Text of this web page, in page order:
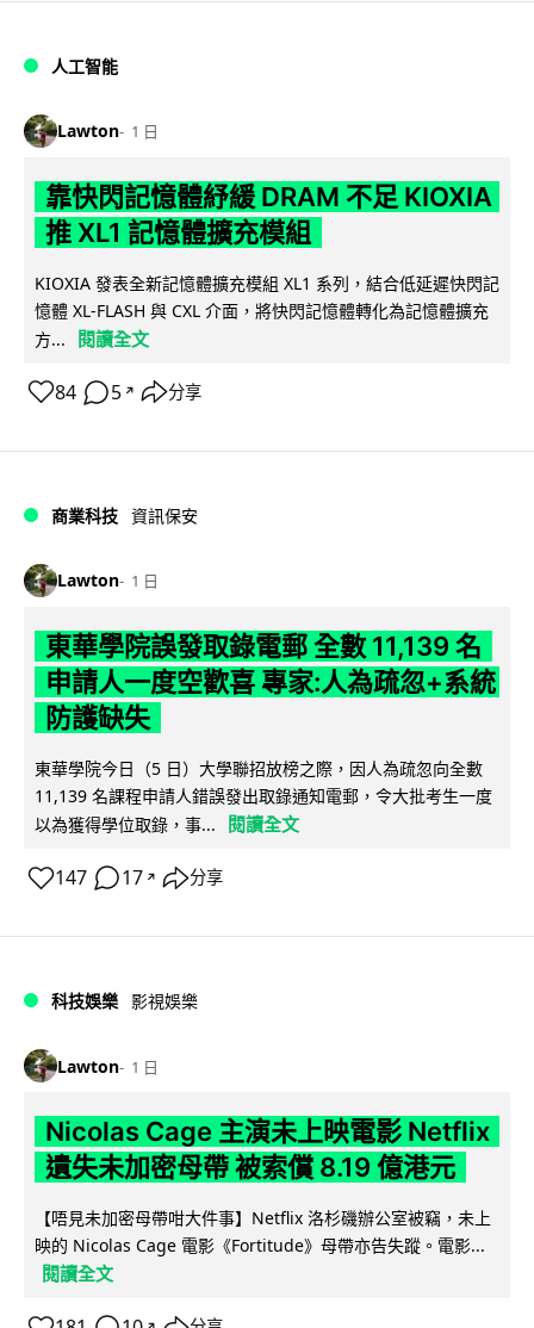
人工智能
Lawton 1 日
靠快閃記憶體紓緩 DRAM 不足 KIOXIA
推 XL1 記憶體擴充模組
KIOXIA 發表全新記憶體擴充模組 XL1 系列，結合低延遲快閃記
憶體 XL-FLASH 與 CXL 介面，將快閃記憶體轉化為記憶體擴充
方...
閱讀全文
84 5 ↗ 分享
商業科技 資訊保安
Lawton 1 日
東華學院誤發取錄電郵 全數 11,139 名
申請人一度空歡喜 專家:人為疏忽+系統
防護缺失
東華學院今日（5 日）大學聯招放榜之際，因人為疏忽向全數
11,139 名課程申請人錯誤發出取錄通知電郵，令大批考生一度
以為獲得學位取錄，事...
閱讀全文
147 17 ↗ 分享
科技娛樂 影視娛樂
Lawton 1 日
Nicolas Cage 主演未上映電影 Netflix
遺失未加密母帶 被索償 8.19 億港元
【唔見未加密母帶咁大件事】Netflix 洛杉磯辦公室被竊，未上
映的 Nicolas Cage 電影《Fortitude》母帶亦告失蹤。電影...
閱讀全文